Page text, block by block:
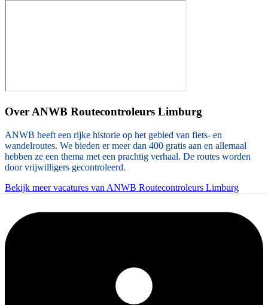
Over ANWB Routecontroleurs Limburg
ANWB heeft een rijke historie op het gebied van fiets- en
wandelroutes. We bieden er meer dan 400 gratis aan en allemaal
hebben ze een thema met een prachtig verhaal. De routes worden
door vrijwilligers gecontroleerd.
Bekijk meer vacatures van ANWB Routecontroleurs Limburg